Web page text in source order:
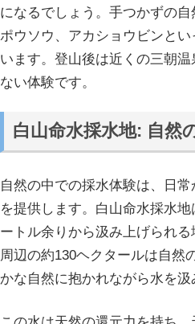
になるでしょう。手つかずの
ポウソウ、アカショウビンと
います。登山後は近くの三朝
ない体験です。
白山命水採水地: 自然
自然の中での採水体験は、日
を提供します。白山命水採水
ートル余りから汲み上げられ
周辺の約130ヘクタールは自然
かな自然に抱かれながら水を汲